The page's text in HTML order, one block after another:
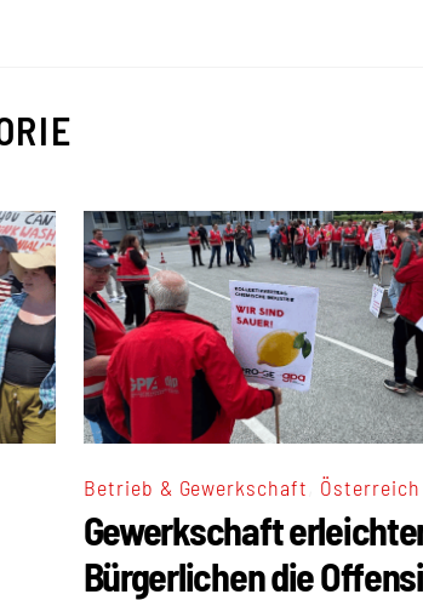
Betrieb & Gewerkschaft Österreich
Gewerkschaft
Bürgerlichen die